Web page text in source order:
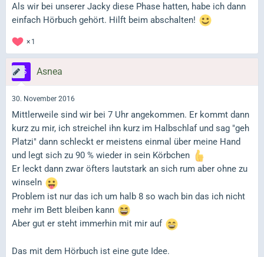
Als wir bei unserer Jacky diese Phase hatten, habe ich dann
einfach Hörbuch gehört. Hilft beim abschalten!
1
Asnea
30. November 2016
Mittlerweile sind wir bei 7 Uhr angekommen. Er kommt dann
kurz zu mir, ich streichel ihn kurz im Halbschlaf und sag "geh
Platzi" dann schleckt er meistens einmal über meine Hand
und legt sich zu 90 % wieder in sein Körbchen
Er leckt dann zwar öfters lautstark an sich rum aber ohne zu
winseln
Problem ist nur das ich um halb 8 so wach bin das ich nicht
mehr im Bett bleiben kann
Aber gut er steht immerhin mit mir auf
Das mit dem Hörbuch ist eine gute Idee.